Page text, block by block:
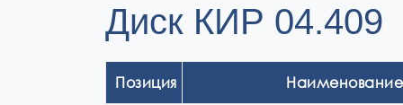
Диск КИР 04.409
Позиция Наименование